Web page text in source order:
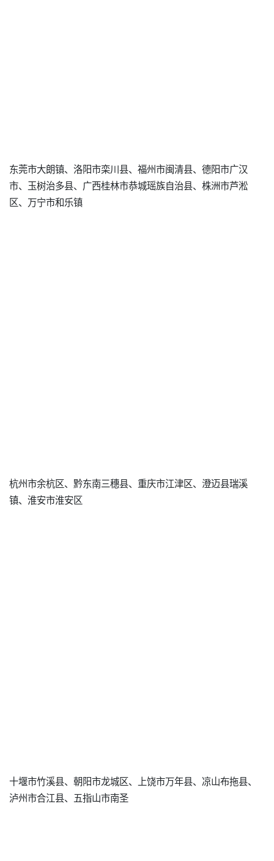
东莞市大朗镇、洛阳市栾川县、福州市闽清县、德阳市广汉
市、玉树治多县、广西桂林市恭城瑶族自治县、株洲市芦淞
区、万宁市和乐镇
杭州市余杭区、黔东南三穗县、重庆市江津区、澄迈县瑞溪
镇、淮安市淮安区
十堰市竹溪县、朝阳市龙城区、上饶市万年县、凉山布拖县、
泸州市合江县、五指山市南圣